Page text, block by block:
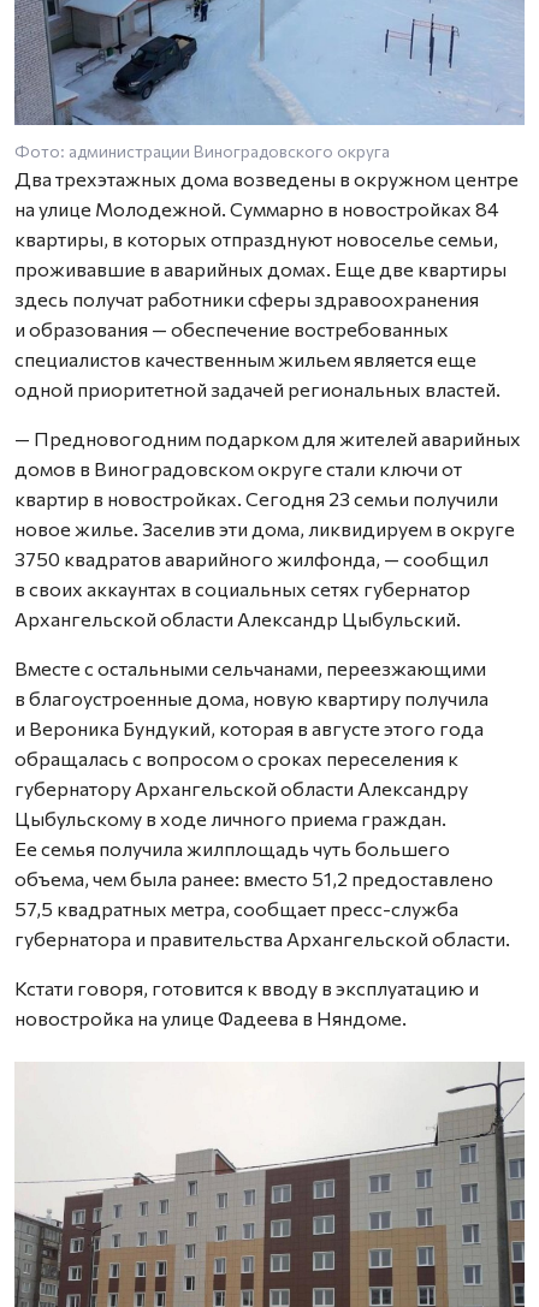
Фото: администрации Виноградовского округа
Два трехэтажных дома возведены в окружном центре
на улице Молодежной. Суммарно в новостройках 84
квартиры, в которых отпразднуют новоселье семьи,
проживавшие в аварийных домах. Еще две квартиры
здесь получат работники сферы здравоохранения
и образования — обеспечение востребованных
специалистов качественным жильем является еще
одной приоритетной задачей региональных властей.
— Предновогодним подарком для жителей аварийных
домов в Виноградовском округе стали ключи от
квартир в новостройках. Сегодня 23 семьи получили
новое жилье. Заселив эти дома, ликвидируем в округе
3750 квадратов аварийного жилфонда, — сообщил
в своих аккаунтах в социальных сетях губернатор
Архангельской области Александр Цыбульский.
Вместе с остальными сельчанами, переезжающими
в благоустроенные дома, новую квартиру получила
и Вероника Бундукий, которая в августе этого года
обращалась с вопросом о сроках переселения к
губернатору Архангельской области Александру
Цыбульскому в ходе личного приема граждан.
Ее семья получила жилплощадь чуть большего
объема, чем была ранее: вместо 51,2 предоставлено
57,5 квадратных метра, сообщает пресс-служба
губернатора и правительства Архангельской области.
Кстати говоря, готовится к вводу в эксплуатацию и
новостройка на улице Фадеева в Няндоме.